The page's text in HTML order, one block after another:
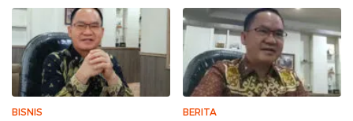
BISNIS BERITA